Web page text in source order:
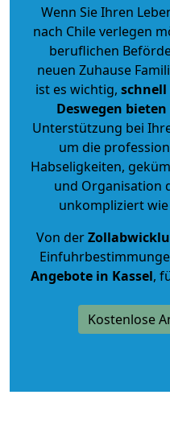
Wenn Sie Ihren
nach Chile verlegen
beruflichen
neuen Zuhause
ist es wichtig,
Deswegen
Unterstützung bei
um die
Habseligkeiten,
und Organisation
unkompliziert
Von der
Angebote in Kassel,
Kostenlose